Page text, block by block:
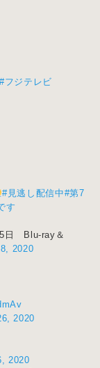
#フジテレビ
#見逃し配信中#第7
す
日 Blu-ray＆
2020
2020
2020